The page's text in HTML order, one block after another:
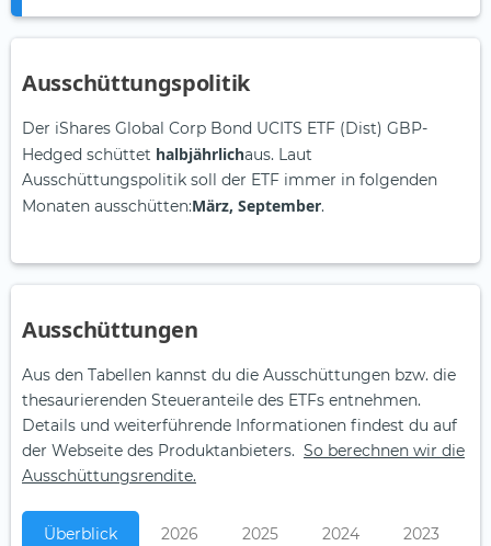
Ausschüttungspolitik
Der iShares Global Corp Bond UCITS ETF (Dist) GBP-
Hedged schüttet halbjährlichaus. Laut
Ausschüttungspolitik soll der ETF immer in folgenden
Monaten ausschütten:März, September.
Aus­schüt­tungen
Aus den Tabellen kannst du die Ausschüttungen bzw. die
thesaurierenden Steueranteile des ETFs entnehmen.
Details und weiterführende Informationen findest du auf
der Webseite des Produktanbieters. So berechnen wir die
Ausschüttungsrendite.
Überblick 2026 2025 2024 2023